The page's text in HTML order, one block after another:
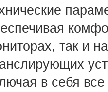
так и
в себя